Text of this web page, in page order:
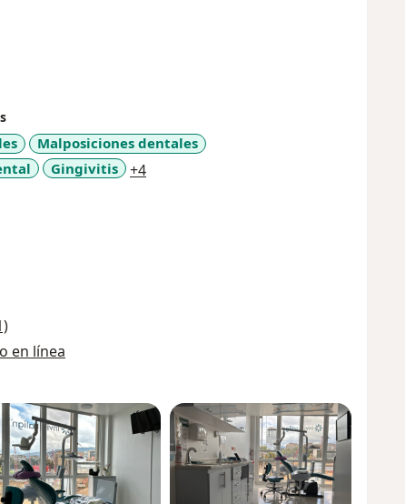
Malposiciones dentales
Gingivitis +4a11y_sr_more_diseases
en línea